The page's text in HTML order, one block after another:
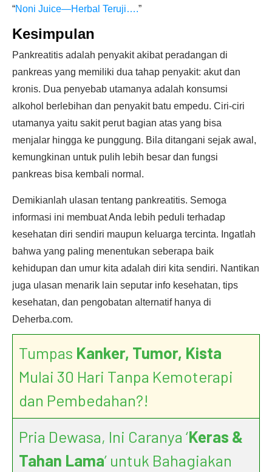
“Noni Juice—Herbal Teruji….”
Kesimpulan
Pankreatitis adalah penyakit akibat peradangan di
pankreas yang memiliki dua tahap penyakit: akut dan
kronis. Dua penyebab utamanya adalah konsumsi
alkohol berlebihan dan penyakit batu empedu. Ciri-ciri
utamanya yaitu sakit perut bagian atas yang bisa
menjalar hingga ke punggung. Bila ditangani sejak awal,
kemungkinan untuk pulih lebih besar dan fungsi
pankreas bisa kembali normal.
Demikianlah ulasan tentang pankreatitis. Semoga
informasi ini membuat Anda lebih peduli terhadap
kesehatan diri sendiri maupun keluarga tercinta. Ingatlah
bahwa yang paling menentukan seberapa baik
kehidupan dan umur kita adalah diri kita sendiri. Nantikan
juga ulasan menarik lain seputar info kesehatan, tips
kesehatan, dan pengobatan alternatif hanya di
Deherba.com.
Tumpas Kanker, Tumor, Kista
Mulai 30 Hari Tanpa Kemoterapi
dan Pembedahan?!
Pria Dewasa, Ini Caranya ‘Keras &
Tahan Lama’ untuk Bahagiakan